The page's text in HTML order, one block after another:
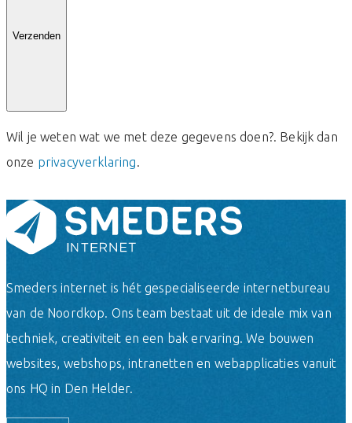
Verzenden
Wil je weten wat we met deze gegevens doen?. Bekijk dan
onze privacyverklaring
Smeders internet is hét gespecialiseerde internetbureau
van de Noordkop. Ons team bestaat uit de ideale mix van
techniek, creativiteit en een bak ervaring. We bouwen
websites, webshops, intranetten en webapplicaties vanuit
ons HQ in Den Helder.